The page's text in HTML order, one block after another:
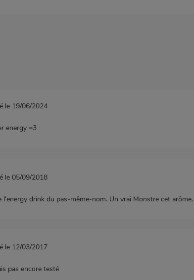
le 19/06/2024
energy =3
le 05/09/2018
l'energy drink du pas-même-nom. Un vrai Monstre cet arôme.
le 12/03/2017
pas encore testé